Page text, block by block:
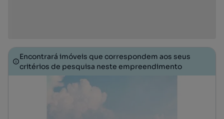
Encontrará imóveis que correspondem aos seus
critérios de pesquisa neste empreendimento